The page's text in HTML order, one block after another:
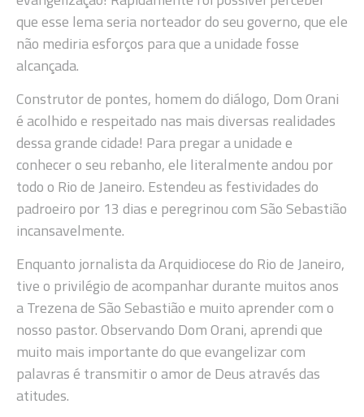
que esse lema seria norteador do seu governo, que ele
não mediria esforços para que a unidade fosse
alcançada.
Construtor de pontes, homem do diálogo, Dom Orani
é acolhido e respeitado nas mais diversas realidades
dessa grande cidade! Para pregar a unidade e
conhecer o seu rebanho, ele literalmente andou por
todo o Rio de Janeiro. Estendeu as festividades do
padroeiro por 13 dias e peregrinou com São Sebastião
incansavelmente.
Enquanto jornalista da Arquidiocese do Rio de Janeiro,
tive o privilégio de acompanhar durante muitos anos
a Trezena de São Sebastião e muito aprender com o
nosso pastor. Observando Dom Orani, aprendi que
muito mais importante do que evangelizar com
palavras é transmitir o amor de Deus através das
atitudes.